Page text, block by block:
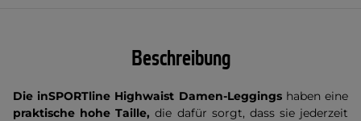
Beschreibung
Die inSPORTline Highwaist Damen-Leggings haben eine
praktische hohe Taille, die dafür sorgt, dass sie jederzeit